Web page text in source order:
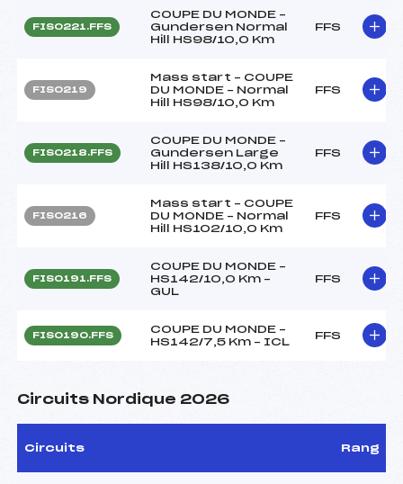
FIS0221.FFS
COUPE DU MONDE –
Gundersen Normal
Hill HS98/10,0 Km
FFS
FIS0219
Mass start – COUPE
DU MONDE – Normal
Hill HS98/10,0 Km
FFS
FIS0218.FFS
COUPE DU MONDE –
Gundersen Large
Hill HS138/10,0 Km
FFS
FIS0216
Mass start – COUPE
DU MONDE – Normal
Hill HS102/10,0 Km
FFS
FIS0191.FFS
COUPE DU MONDE –
HS142/10,0 Km –
GUL
FFS
FIS0190.FFS
COUPE DU MONDE –
HS142/7,5 Km – ICL
FFS
Circuits Nordique 2026
Circuits Rang